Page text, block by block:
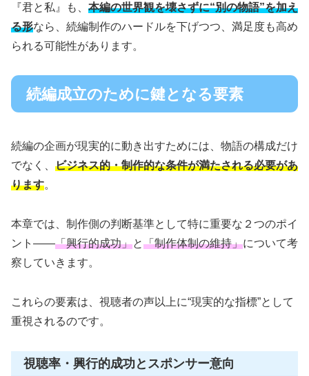
『君と私』も、 本編の世界観を壊さずに“別の物語”を加え
る形なら、続編制作のハードルを下げつつ、満足度も高め
られる可能性があります。
続編成立のために鍵となる要素
続編の企画が現実的に動き出すためには、物語の構成だけ
でなく、 ビジネス的・制作的な条件が満たされる必要があ
ります。
本章では、制作側の判断基準として特に重要な２つのポイ
ント――「興行的成功」と「制作体制の維持」について考
察していきます。
これらの要素は、視聴者の声以上に“現実的な指標”として
重視されるのです。
視聴率・興行的成功とスポンサー意向